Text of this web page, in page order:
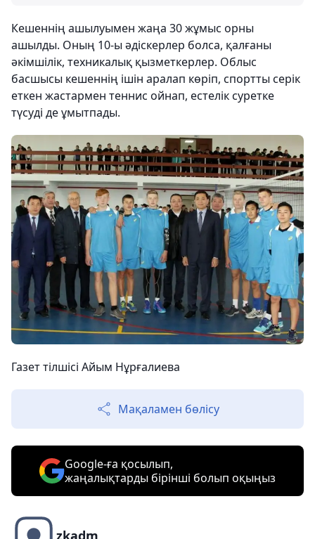
Кешеннің ашылуымен жаңа 30 жұмыс орны
ашылды. Оның 10-ы әдіскерлер болса, қалғаны
әкімшілік, техникалық қызметкерлер. Облыс
басшысы кешеннің ішін аралап көріп, спортты серік
еткен жастармен теннис ойнап, естелік суретке
түсуді де ұмытпады.
Газет тілшісі Айым Нұрғалиева
Мақаламен бөлісу
Google-ға қосылып,
жаңалықтарды бірінші болып оқыңыз
zkadm